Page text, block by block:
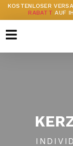
KOSTENLOSER
RABATT AUF